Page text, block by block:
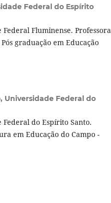
Federal do Espírito
Fluminense. Professora
graduação em Educação
Universidade Federal do
do Espírito Santo.
em Educação do Campo -